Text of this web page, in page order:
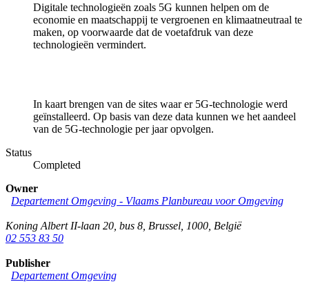
Digitale technologieën zoals 5G kunnen helpen om de
economie en maatschappij te vergroenen en klimaatneutraal te
maken, op voorwaarde dat de voetafdruk van deze
technologieën vermindert.
In kaart brengen van de sites waar er 5G-technologie werd
geïnstalleerd. Op basis van deze data kunnen we het aandeel
van de 5G-technologie per jaar opvolgen.
Status
Completed
Owner
Departement Omgeving - Vlaams Planbureau voor Omgeving
Koning Albert II-laan 20, bus 8 Brussel 1000 België
02 553 83 50
Publisher
Departement Omgeving